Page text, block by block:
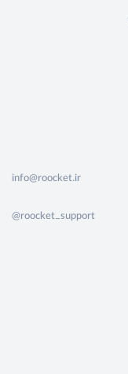
info@roocket.ir
@roocket_support